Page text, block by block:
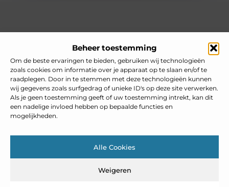
Beheer toestemming
Om de beste ervaringen te bieden, gebruiken wij technologieën
zoals cookies om informatie over je apparaat op te slaan en/of te
raadplegen. Door in te stemmen met deze technologieën kunnen
wij gegevens zoals surfgedrag of unieke ID's op deze site verwerken.
Als je geen toestemming geeft of uw toestemming intrekt, kan dit
een nadelige invloed hebben op bepaalde functies en
mogelijkheden.
Alle Cookies
Weigeren
Jouw gids voor inspiratie en tips uit het dagelijks leven.
Ontdek een brede verzameling blogs en artikelen die je helpen
om het meeste uit elke dag te halen, met praktische adviezen
en verrassende inzichten.
Bericht categorie